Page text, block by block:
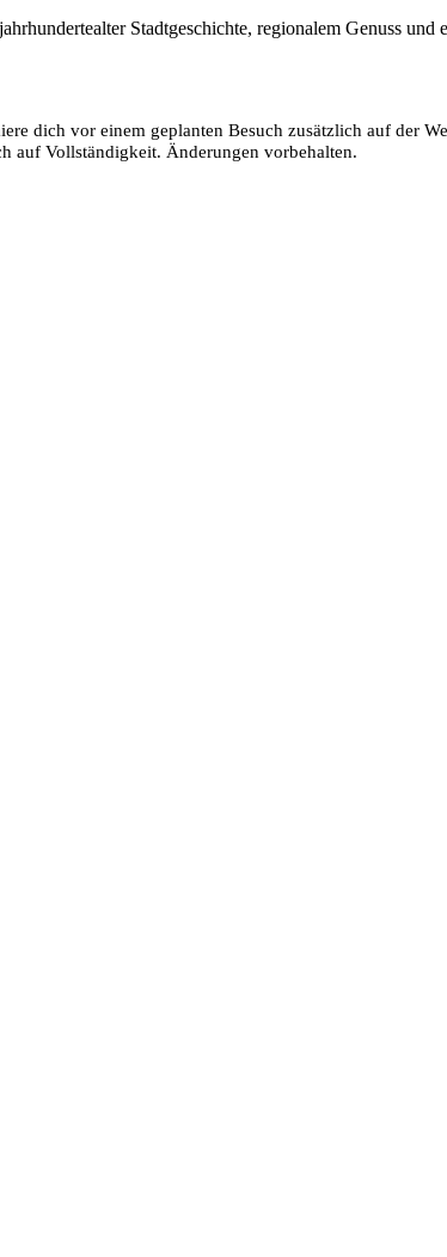
Stadtgeschichte, regionalem Genuss und
dich vor einem geplanten Besuch zusätzlich auf der
auf Vollständigkeit. Änderungen vorbehalten.